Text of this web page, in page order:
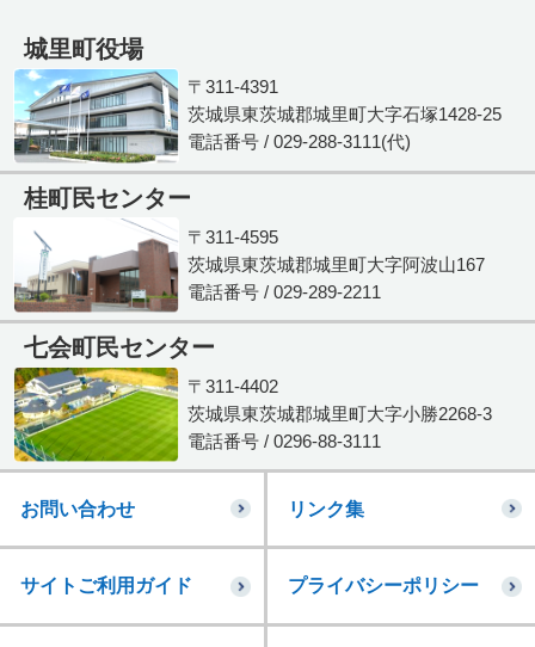
城里町役場
〒311-4391
茨城県東茨城郡城里町大字石塚1428-25
電話番号 / 029-288-3111(代)
桂町民センター
〒311-4595
茨城県東茨城郡城里町大字阿波山167
電話番号 / 029-289-2211
七会町民センター
〒311-4402
茨城県東茨城郡城里町大字小勝2268-3
電話番号 / 0296-88-3111
お問い合わせ リンク集
サイトご利用ガイド プライバシーポリシー